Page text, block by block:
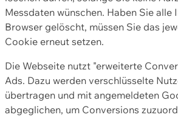
Messdaten wünschen. Haben Sie alle
Browser gelöscht, müssen Sie das
Cookie erneut setzen.
Die Webseite nutzt "erweiterte
Ads. Dazu werden verschlüsselte
übertragen und mit angemeldeten
abgeglichen, um Conversions